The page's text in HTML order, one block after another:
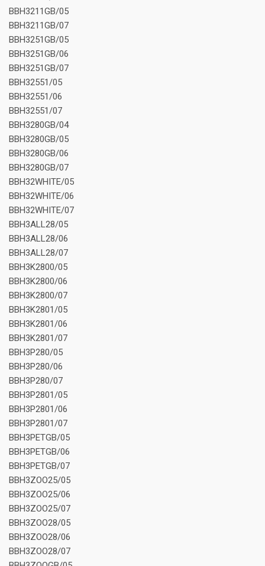
BBH3211GB/05
BBH3211GB/07
BBH3251GB/05
BBH3251GB/06
BBH3251GB/07
BBH32551/05
BBH32551/06
BBH32551/07
BBH3280GB/04
BBH3280GB/05
BBH3280GB/06
BBH3280GB/07
BBH32WHITE/05
BBH32WHITE/06
BBH32WHITE/07
BBH3ALL28/05
BBH3ALL28/06
BBH3ALL28/07
BBH3K2800/05
BBH3K2800/06
BBH3K2800/07
BBH3K2801/05
BBH3K2801/06
BBH3K2801/07
BBH3P280/05
BBH3P280/06
BBH3P280/07
BBH3P2801/05
BBH3P2801/06
BBH3P2801/07
BBH3PETGB/05
BBH3PETGB/06
BBH3PETGB/07
BBH3ZOO25/05
BBH3ZOO25/06
BBH3ZOO25/07
BBH3ZOO28/05
BBH3ZOO28/06
BBH3ZOO28/07